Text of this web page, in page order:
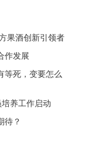
果酒创新引领者
作发展
等死，变要怎么
养工作启动
待？